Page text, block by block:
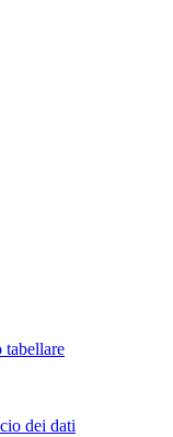
dei dati